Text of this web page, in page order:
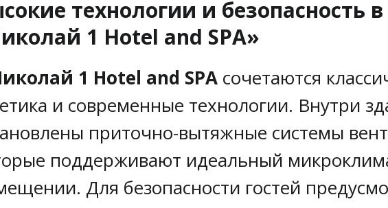
технологии и безопасность в
1 Hotel and SPA»
1 Hotel and SPA сочетаются
и современные технологии. Внутри
приточно-вытяжные системы
поддерживают идеальный
Для безопасности гостей